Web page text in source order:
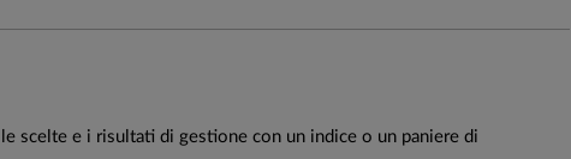
armi nucleari, nonché nell’ambito della gestione di casinò e case da
info provider).
scelte e i risultati di gestione con un indice o un paniere di